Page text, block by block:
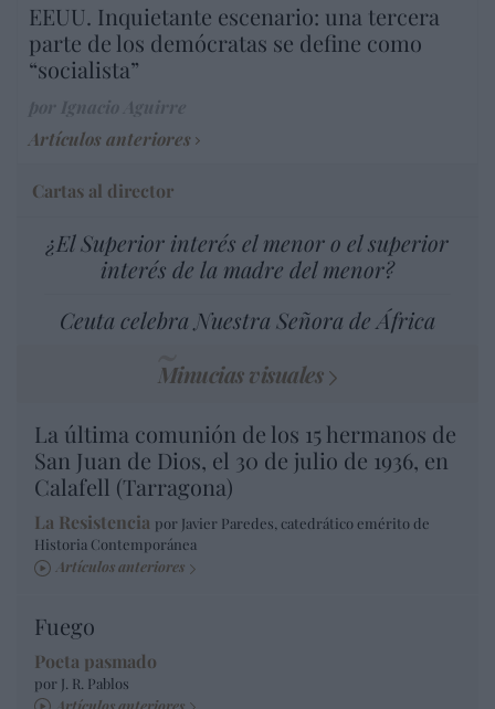
EEUU. Inquietante escenario: una tercera
parte de los demócratas se define como
“socialista”
Artículos anteriores
Cartas al director
¿El Superior interés el menor o el superior
interés de la madre del menor?
Ceuta celebra Nuestra Señora de África
Minucias visuales
La última comunión de los 15 hermanos de
San Juan de Dios, el 30 de julio de 1936, en
Calafell (Tarragona)
La Resistencia por Javier Paredes, catedrático emérito de
Historia Contemporánea
Artículos anteriores
Fuego
Poeta pasmado
por J. R. Pablos
Artículos anteriores